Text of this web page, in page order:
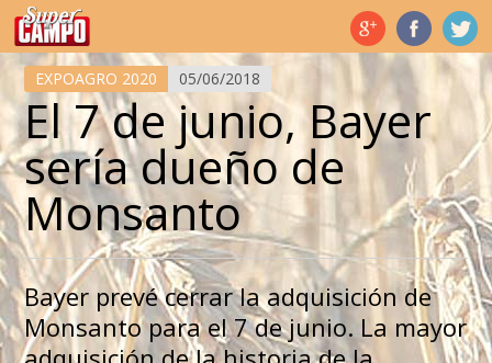
Temas de hoy
EXPOAGRO 2020 05/06/2018
El 7 de junio, Bayer
sería dueño de
Monsanto
Bayer prevé cerrar la adquisición de
Monsanto para el 7 de junio. La mayor